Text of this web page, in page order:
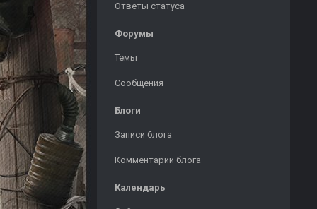
Ответы статуса
Форумы
Темы
Сообщения
Блоги
Записи блога
Комментарии блога
Календарь